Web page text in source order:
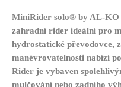
MiniRider solo® by AL-KO
zahradní rider ideální pro
hydrostatické převodovce,
manévrovatelnosti nabízí
Rider je vybaven
mulčování nebo zadního
o
p
o
r
u
č